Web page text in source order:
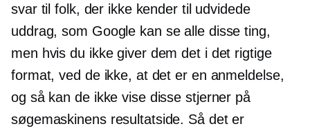
svar til folk, der ikke kender til udvidede
uddrag, som Google kan se alle disse ting,
men hvis du ikke giver dem det i det rigtige
format, ved de ikke, at det er en anmeldelse,
og så kan de ikke vise disse stjerner på
søgemaskinens resultatside. Så det er